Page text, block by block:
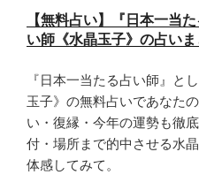
【無料占い】『日本一当
い師《水晶玉子》の占い
『日本一当たる占い師』と
玉子》の無料占いであなた
い・復縁・今年の運勢も徹
付・場所まで的中させる水
体感してみて。